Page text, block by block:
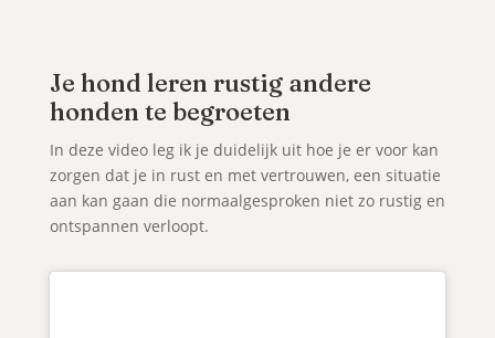
Je hond leren rustig andere
honden te begroeten
In deze video leg ik je duidelijk uit hoe je er voor kan
zorgen dat je in rust en met vertrouwen, een situatie
aan kan gaan die normaalgesproken niet zo rustig en
ontspannen verloopt.